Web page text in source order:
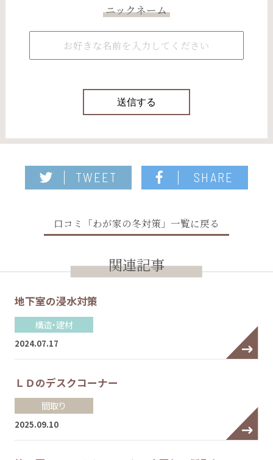
ニックネーム
TWEET SHARE
口コミ「わが家の冬対策」一覧に戻る
関連記事
地下室の浸水対策
構造・建材
2024.07.17
ＬＤのデスクコーナー
間取り
2025.09.10